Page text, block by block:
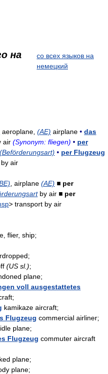
на
со всех языков на
немецкий
aeroplane, (AE) airplane • das
air (Synonym: fliegen) • per
(Beförderungsart) • per Flugzeug
air
, airplane (AE) ■ per
by air ■ per
> transport by air
flier, ship;
(US sl.);
plane;
voll ausgestattetes
kamikaze aircraft;
Flugzeug commercial airliner;
idle plane;
Flugzeug commuter aircraft
plane;
plane;